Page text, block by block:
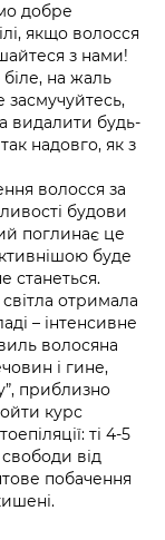
добре
якщо волосся
з нами!
на жаль
засмучуйтесь,
видалити будь-
надовго, як з
волосся за
будови
поглинає це
буде
станеться.
отримала
– інтенсивне
волосяна
і гине,
приблизно
курс
ті 4-5
свободи від
побачення